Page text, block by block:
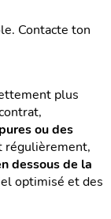
Contacte ton
plus
ou des
régulièrement,
dessous de la
optimisé et des